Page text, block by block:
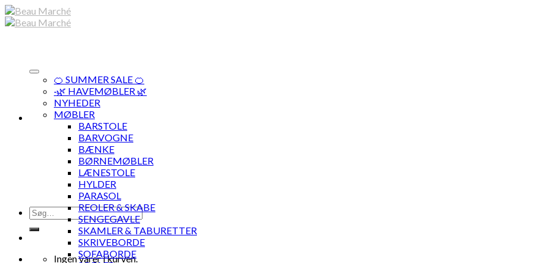
Skip
to
Søg
efter:
Ingen varer i kurven.
🍊 SUMMER SALE 🍊
·🌿 HAVEMØBLER 🌿
NYHEDER
MØBLER
BARSTOLE
BARVOGNE
BÆNKE
BØRNEMØBLER
LÆNESTOLE
HYLDER
PARASOL
REOLER & SKABE
SENGEGAVLE
SKAMLER & TABURETTER
SKRIVEBORDE
SOFABORDE